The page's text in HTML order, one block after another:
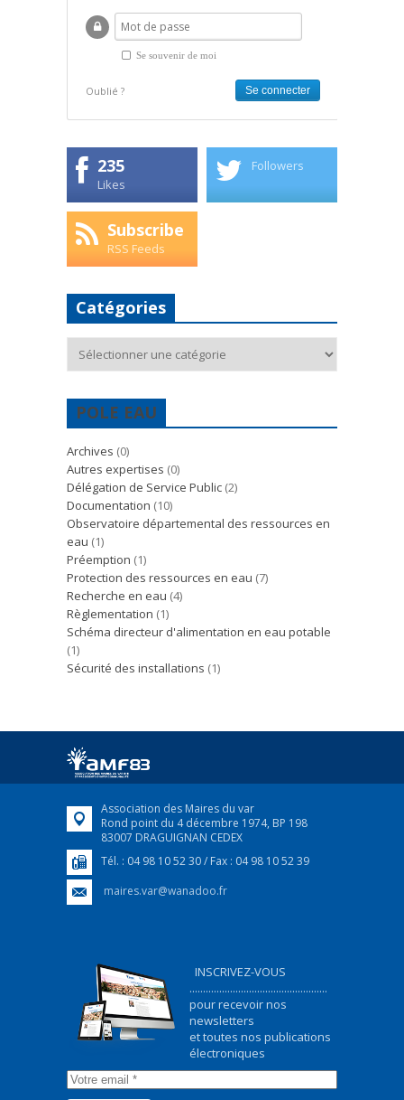
Se souvenir de moi
Oublié ?
235
Likes
Followers
Subscribe
RSS Feeds
Catégories
POLE EAU
Archives (0)
Autres expertises (0)
Délégation de Service Public (2)
Documentation (10)
Observatoire départemental des ressources en
eau (1)
Préemption (1)
Protection des ressources en eau (7)
Recherche en eau (4)
Règlementation (1)
Schéma directeur d'alimentation en eau potable
(1)
Sécurité des installations (1)
Association des Maires du var
Rond point du 4 décembre 1974, BP 198
83007 DRAGUIGNAN CEDEX
Tél. : 04 98 10 52 30 / Fax : 04 98 10 52 39
maires.var@wanadoo.fr
INSCRIVEZ-VOUS
...................................................
pour recevoir nos
newsletters
et toutes nos publications
électroniques